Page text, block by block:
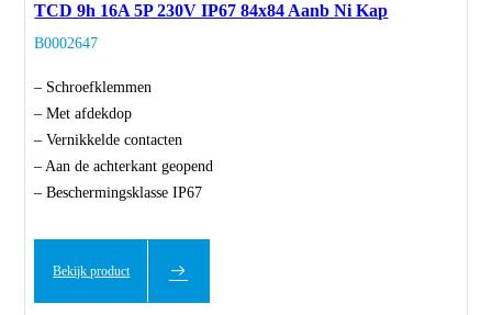
TCD 9h 16A 5P 230V IP67 84x84 Aanb Ni Kap
B0002647
– Schroefklemmen
– Met afdekdop
– Vernikkelde contacten
– Aan de achterkant geopend
– Beschermingsklasse IP67
Bekijk product